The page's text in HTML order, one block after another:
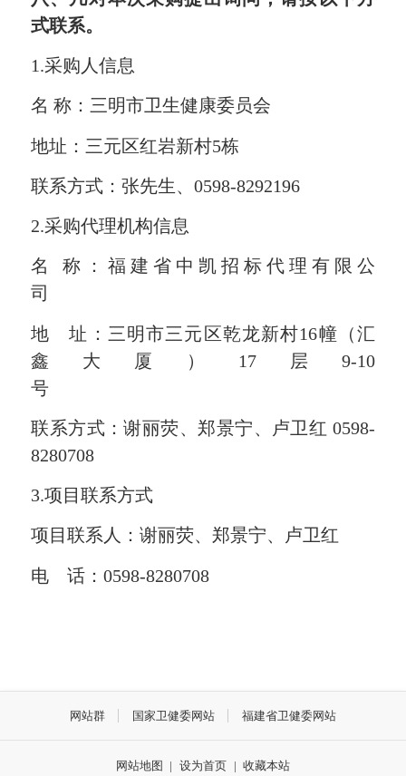
式联系。
1.采购人信息
名 称：三明市卫生健康委员会
地址：三元区红岩新村5栋
联系方式：张先生、0598-8292196
2.采购代理机构信息
名 称：福建省中凯招标代理有限公
司
地 址：三明市三元区乾龙新村16幢（汇
鑫大厦）17层9-10
号
联系方式：谢丽荧、郑景宁、卢卫红 0598-
8280708
3.项目联系方式
项目联系人：谢丽荧、郑景宁、卢卫红
电 话：0598-8280708
网站群 国家卫健委网站 福建省卫健委网站
网站地图 | 设为首页 | 收藏本站